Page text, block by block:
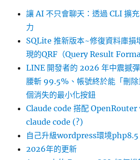
讓 AI 不只會聊天：透過 CLI 擴
力
SQLite 推新版本~修復資料庫損
現的QRF（Query Result
LINE 開發者的 2026 年中震撼
腰斬 99.5%、帳號終於能「刪
個消失的最小化按鈕
Claude code 搭配 OpenRouter
claude code (?)
自己升級wordpress環境php8.5
2026年的更新